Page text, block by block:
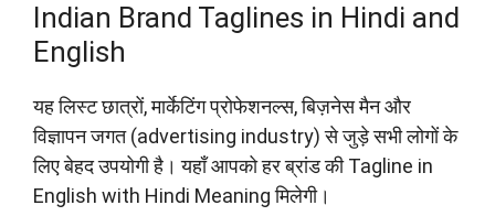
Indian Brand Taglines in Hindi and
English
यह लिस्ट छात्रों, मार्केटिंग प्रोफेशनल्स, बिज़नेस मैन और
विज्ञापन जगत (advertising industry) से जुड़े सभी लोगों के
लिए बेहद उपयोगी है। यहाँ आपको हर ब्रांड की Tagline in
English with Hindi Meaning मिलेगी।